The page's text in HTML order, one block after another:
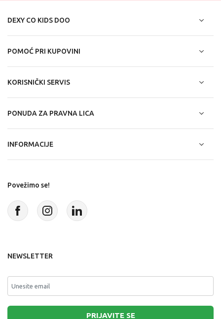
DEXY CO KIDS DOO
POMOĆ PRI KUPOVINI
KORISNIČKI SERVIS
PONUDA ZA PRAVNA LICA
INFORMACIJE
Povežimo se!
NEWSLETTER
PRIJAVITE SE